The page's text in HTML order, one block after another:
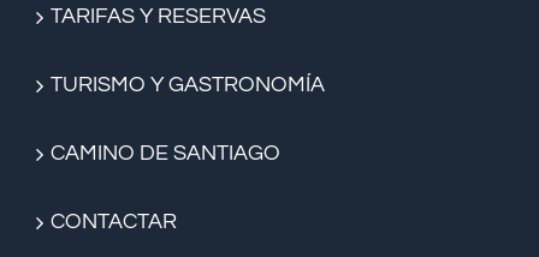
TARIFAS Y RESERVAS
TURISMO Y GASTRONOMÍA
CAMINO DE SANTIAGO
CONTACTAR